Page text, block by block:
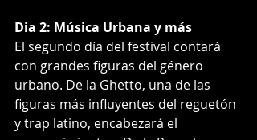
Dia 2: Música Urbana y más
El segundo día del festival contará
con grandes figuras del género
urbano. De la Ghetto, una de las
figuras más influyentes del reguetón
y trap latino, encabezará el